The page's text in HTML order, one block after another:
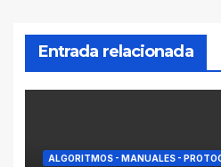
Entrada relacionada
ALGORITMOS - MANUALES -